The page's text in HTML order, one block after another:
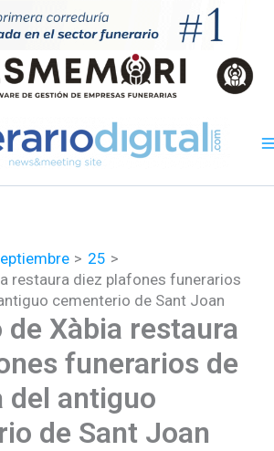
25
restaura diez plafones funerarios
cementerio de Sant Joan
de Xàbia restaura
funerarios de
del antiguo
de Sant Joan